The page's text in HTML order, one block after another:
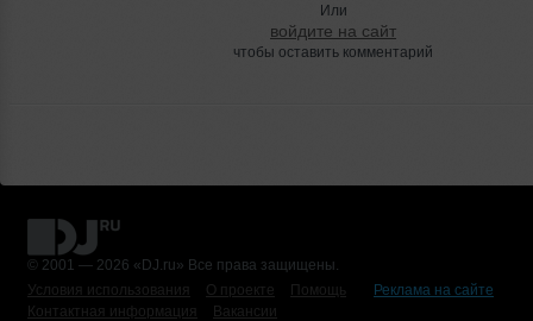
Или
войдите на сайт
чтобы оставить комментарий
© 2001 — 2026 «DJ.ru» Все права защищены.
Условия использования
О проекте Помощь
Реклама на сайте
Контактная информация
Вакансии